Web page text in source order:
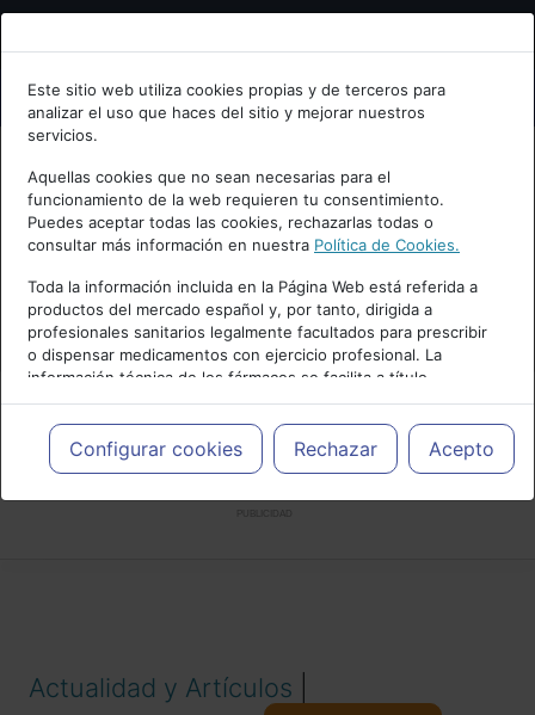
Bienvenid@ a psiquiatria.com
Escribe tu Email
Accede o regístrate con tu email.
Cancelar
Este sitio web utiliza cookies propias y de terceros para
analizar el uso que haces del sitio y mejorar nuestros
servicios.
Aquellas cookies que no sean necesarias para el
funcionamiento de la web requieren tu consentimiento.
Puedes aceptar todas las cookies, rechazarlas todas o
consultar más información en nuestra Política de Cookies.
Toda la información incluida en la Página Web está referida a
productos del mercado español y, por tanto, dirigida a
profesionales sanitarios legalmente facultados para prescribir
o dispensar medicamentos con ejercicio profesional. La
información técnica de los fármacos se facilita a título
meramente informativo, siendo responsabilidad de los
profesionales facultados prescribir medicamentos y decidir, en
cada caso concreto, el tratamiento más adecuado a las
necesidades del paciente.
Configurar cookies Rechazar Acepto
Actualidad y Artículos